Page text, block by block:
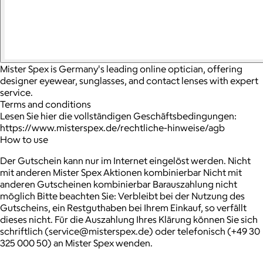
Mister Spex is Germany's leading online optician, offering
designer eyewear, sunglasses, and contact lenses with expert
service.
Terms and conditions
Lesen Sie hier die vollständigen Geschäftsbedingungen:
https://www.misterspex.de/rechtliche-hinweise/agb
How to use
Der Gutschein kann nur im Internet eingelöst werden. Nicht
mit anderen Mister Spex Aktionen kombinierbar Nicht mit
anderen Gutscheinen kombinierbar Barauszahlung nicht
möglich Bitte beachten Sie: Verbleibt bei der Nutzung des
Gutscheins, ein Restguthaben bei Ihrem Einkauf, so verfällt
dieses nicht. Für die Auszahlung Ihres Klärung können Sie sich
schriftlich (service@misterspex.de) oder telefonisch (+49 30
325 000 50) an Mister Spex wenden.